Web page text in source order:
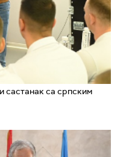
са српским